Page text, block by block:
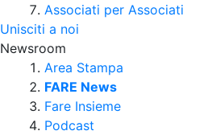
Associati per Associati
Unisciti a noi
Newsroom
Area Stampa
FARE News
Fare Insieme
Podcast